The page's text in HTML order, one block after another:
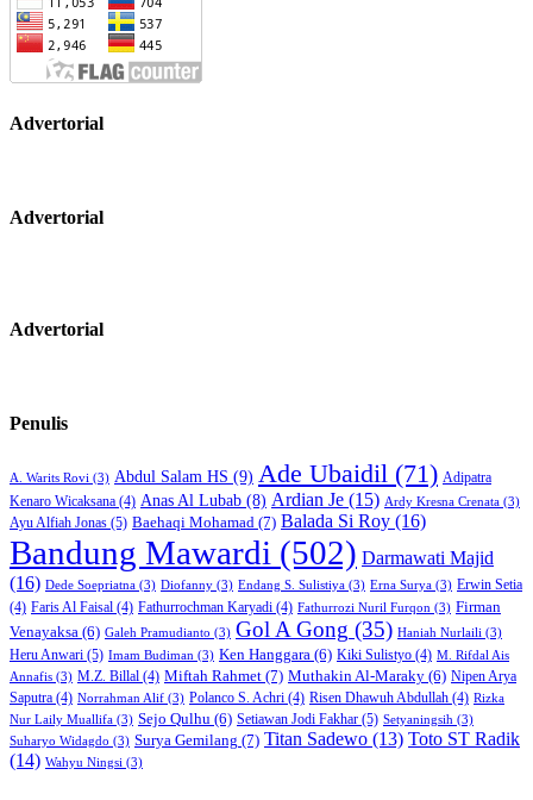
Advertorial
Advertorial
Advertorial
Penulis
A. Warits Rovi (3) Abdul Salam HS (9) Ade Ubaidil (71) Adipatra
Kenaro Wicaksana (4) Anas Al Lubab (8) Ardian Je (15) Ardy Kresna Crenata (3)
Ayu Alfiah Jonas (5) Baehaqi Mohamad (7) Balada Si Roy (16)
Bandung Mawardi (502) Darmawati Majid
(16) Dede Soepriatna (3) Diofanny (3) Endang S. Sulistiya (3) Erna Surya (3) Erwin Setia
(4) Faris Al Faisal (4) Fathurrochman Karyadi (4) Fathurrozi Nuril Furqon (3) Firman
Venayaksa (6) Galeh Pramudianto (3) Gol A Gong (35) Haniah Nurlaili (3)
Heru Anwari (5) Imam Budiman (3) Ken Hanggara (6) Kiki Sulistyo (4) M. Rifdal Ais
Annafis (3) M.Z. Billal (4) Miftah Rahmet (7) Muthakin Al-Maraky (6) Nipen Arya
Saputra (4) Norrahman Alif (3) Polanco S. Achri (4) Risen Dhawuh Abdullah (4) Rizka
Nur Laily Muallifa (3) Sejo Qulhu (6) Setiawan Jodi Fakhar (5) Setyaningsih (3)
Suharyo Widagdo (3) Surya Gemilang (7) Titan Sadewo (13) Toto ST Radik
(14) Wahyu Ningsi (3)